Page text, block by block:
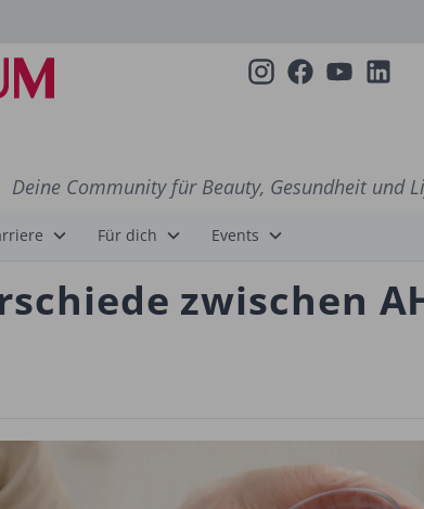
Deine Community für Beauty, Gesundheit und
Für dich Events
zwischen